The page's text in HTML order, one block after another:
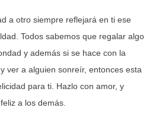
a otro siempre reflejará en ti ese
Todos sabemos que regalar algo
y además si se hace con la
ver a alguien sonreír, entonces esta
para ti. Hazlo con amor, y
a los demás.